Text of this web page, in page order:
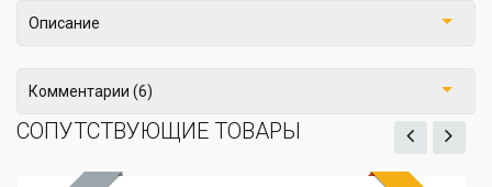
Описание
Комментарии (6)
СОПУТСТВУЮЩИЕ ТОВАРЫ